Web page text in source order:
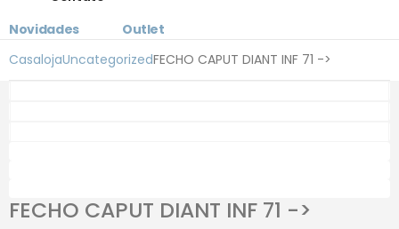
Novidades
Outlet
CasalojaUncategorizedFECHO CAPUT DIANT INF 71 ->
FECHO CAPUT DIANT INF 71 ->